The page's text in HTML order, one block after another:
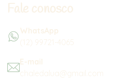
Fale conosco
WhatsApp
(12) 99721-4065
E-mail
chaledalua@gmail.com